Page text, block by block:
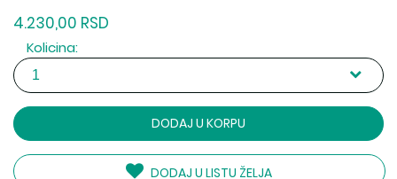
4.230,00 RSD
Kolicina:
DODAJ U KORPU
DODAJ U LISTU ŽELJA